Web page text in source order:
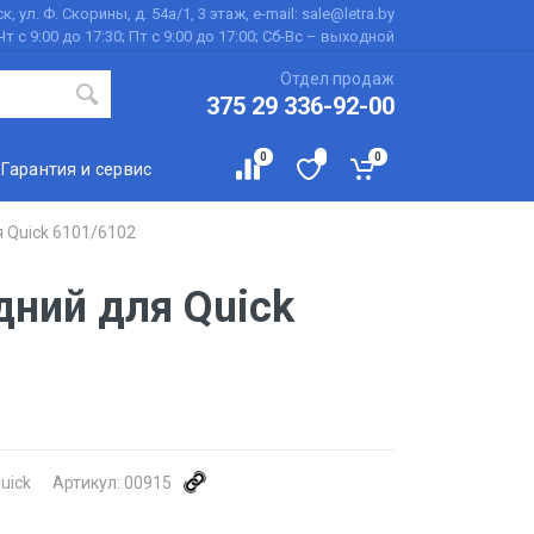
ул. Ф. Скорины, д. 54а/1, 3 этаж, e-mail: sale@letra.by
с 9:00 до 17:30; Пт с 9:00 до 17:00; Сб-Вс – выходной
Отдел продаж
375 29 336-92-00
Гарантия и сервис
0 0
Quick 6101/6102
для Quick
Артикул: 00915